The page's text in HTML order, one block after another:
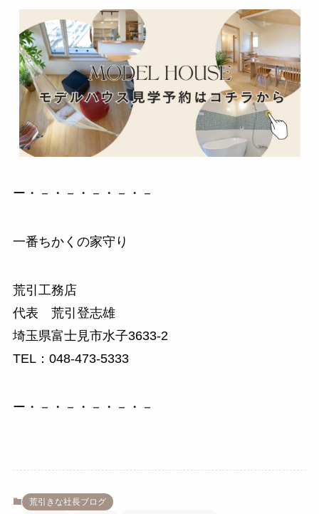
ー・－・－・－・－・－
一番ちかくの家守り
荒引工務店
代表 荒引登志雄
埼玉県富士見市水子3633-2
TEL：048-473-5333
ー・－・－・－・－・－
荒引きな社長ブログ